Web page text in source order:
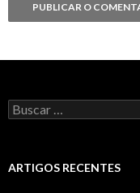
Buscar:
ARTIGOS RECENTES